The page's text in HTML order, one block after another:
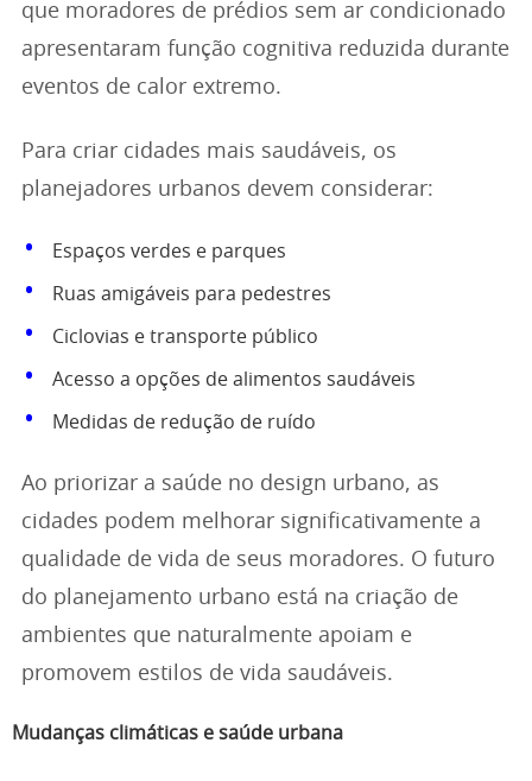
que moradores de prédios sem ar condicionado
apresentaram função cognitiva reduzida durante
eventos de calor extremo.
Para criar cidades mais saudáveis, os
planejadores urbanos devem considerar:
Espaços verdes e parques
Ruas amigáveis para pedestres
Ciclovias e transporte público
Acesso a opções de alimentos saudáveis
Medidas de redução de ruído
Ao priorizar a saúde no design urbano, as
cidades podem melhorar significativamente a
qualidade de vida de seus moradores. O futuro
do planejamento urbano está na criação de
ambientes que naturalmente apoiam e
promovem estilos de vida saudáveis.
Mudanças climáticas e saúde urbana